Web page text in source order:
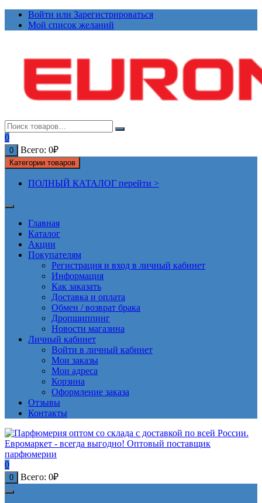
ПерейтиВойти или Зарегистрироваться
Мой список желаний
0
0 Всего: 0₽
Категории товаров
ПОЛНЫЙ КАТАЛОГ перейти >
Главная
Каталог
Акции
Покупателям
Регистрация и вход в личный кабинет
Информация
Как заказать
Доставка и оплата
Обмен / возврат брака
Дропшиппинг
Новости магазина
Личный кабинет
Войти в личный кабинет
Мои заказы
Мои адреса
Корзина
Оформление заказа
Отзывы
Контакты
0
0 Всего: 0₽